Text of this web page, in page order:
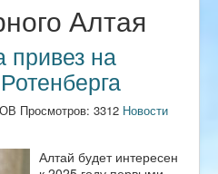
Алтая
привез на
Просмотров: 3312 Новости
Алтай будет интересен